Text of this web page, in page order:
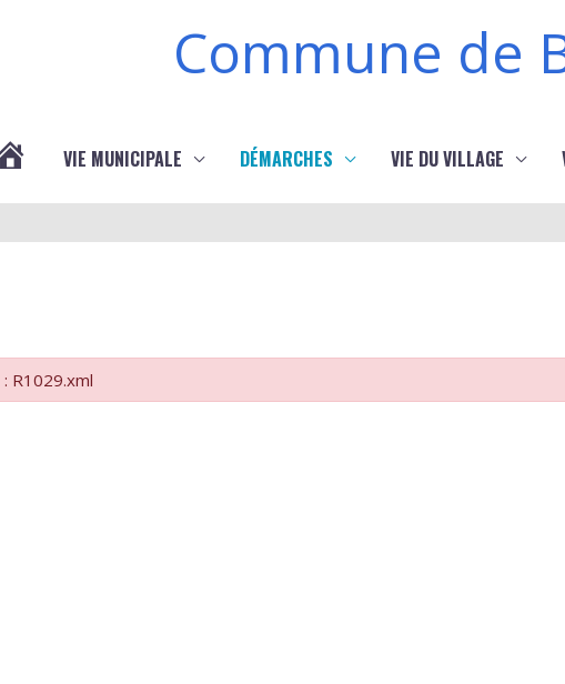
Commune de
VIE MUNICIPALE DÉMARCHES VIE DU VILLAGE
R1029.xml